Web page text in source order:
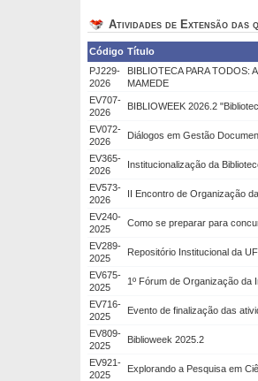
Atividades de Extensão das
Código Título
PJ229-
2026
BIBLIOTECA PARA TODOS:
MAMEDE
EV707-
2026
BIBLIOWEEK 2026.2
EV072-
2026
Diálogos em Gestão
EV365-
2026
Institucionalização da
EV573-
2026
II Encontro de Organização
EV240-
2025
Como se preparar para
EV289-
2025
Repositório Institucional da
EV675-
2025
1º Fórum de Organização da
EV716-
2025
Evento de finalização das
EV809-
2025
Biblioweek 2025.2
EV921-
2025
Explorando a Pesquisa em